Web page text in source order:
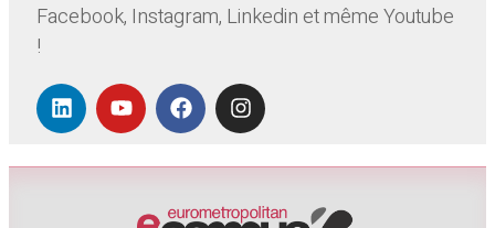
Facebook, Instagram, Linkedin et même Youtube
!